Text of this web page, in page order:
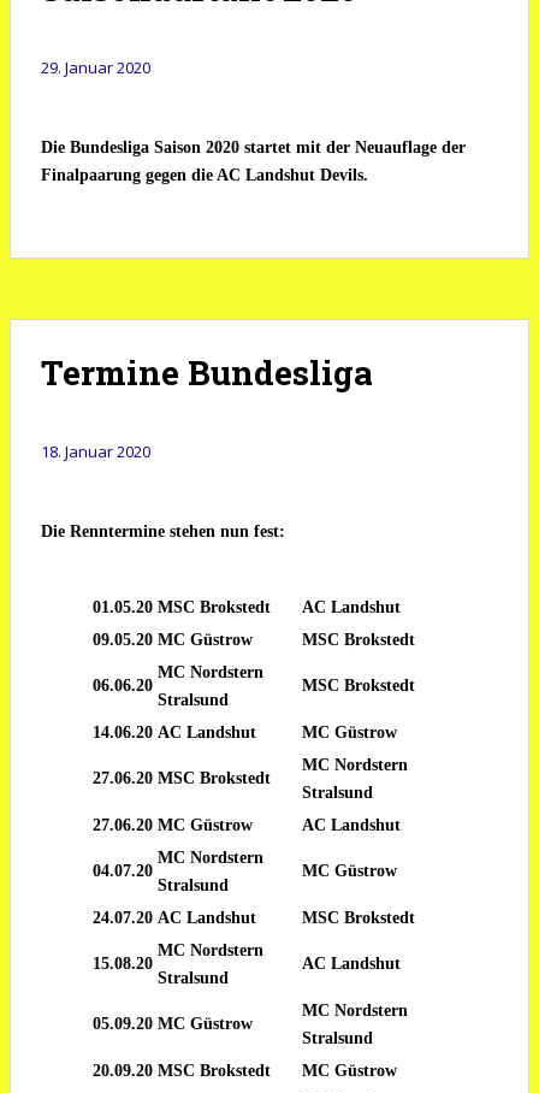
29. Januar 2020
Die Bundesliga Saison 2020 startet mit der Neuauflage der
Finalpaarung gegen die AC Landshut Devils.
Termine Bundesliga
18. Januar 2020
Die Renntermine stehen nun fest:
01.05.20 MSC Brokstedt
AC Landshut
09.05.20 MC Güstrow MSC Brokstedt
06.06.20
MC Nordstern
Stralsund
MSC Brokstedt
14.06.20 AC Landshut MC Güstrow
27.06.20 MSC Brokstedt
MC Nordstern
Stralsund
27.06.20 MC Güstrow AC Landshut
04.07.20
MC Nordstern
Stralsund
MC Güstrow
24.07.20 AC Landshut MSC Brokstedt
15.08.20
MC Nordstern
Stralsund
AC Landshut
05.09.20 MC Güstrow
MC Nordstern
Stralsund
20.09.20 MSC Brokstedt MC Güstrow